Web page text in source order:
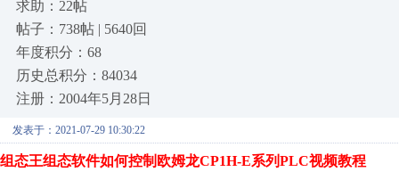
求助：22帖
帖子：738帖 | 5640回
年度积分：68
历史总积分：84034
注册：2004年5月28日
发表于：2021-07-29 10:30:22
组态王组态软件如何控制欧姆龙CP1H-E系列PLC视频教程